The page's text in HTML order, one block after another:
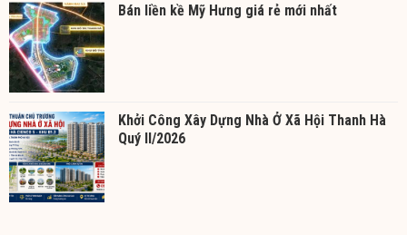
Bán liền kề Mỹ Hưng giá rẻ mới nhất
Khởi Công Xây Dựng Nhà Ở Xã Hội Thanh Hà
Quý II/2026